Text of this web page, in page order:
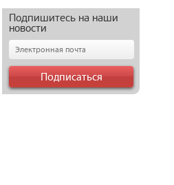
Подпишитесь на наши
новости